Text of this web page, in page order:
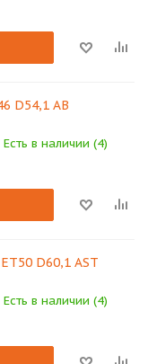
D54,1 AB
Есть в наличии (4)
D60,1 АSТ
Есть в наличии (4)